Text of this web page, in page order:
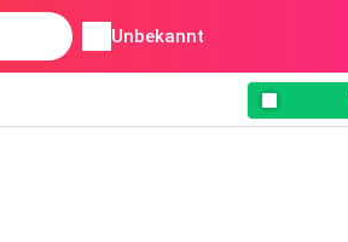
Unbekannt